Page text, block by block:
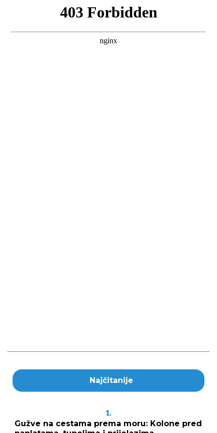
Najčitanije
1.
Gužve na cestama prema moru: Kolone pred